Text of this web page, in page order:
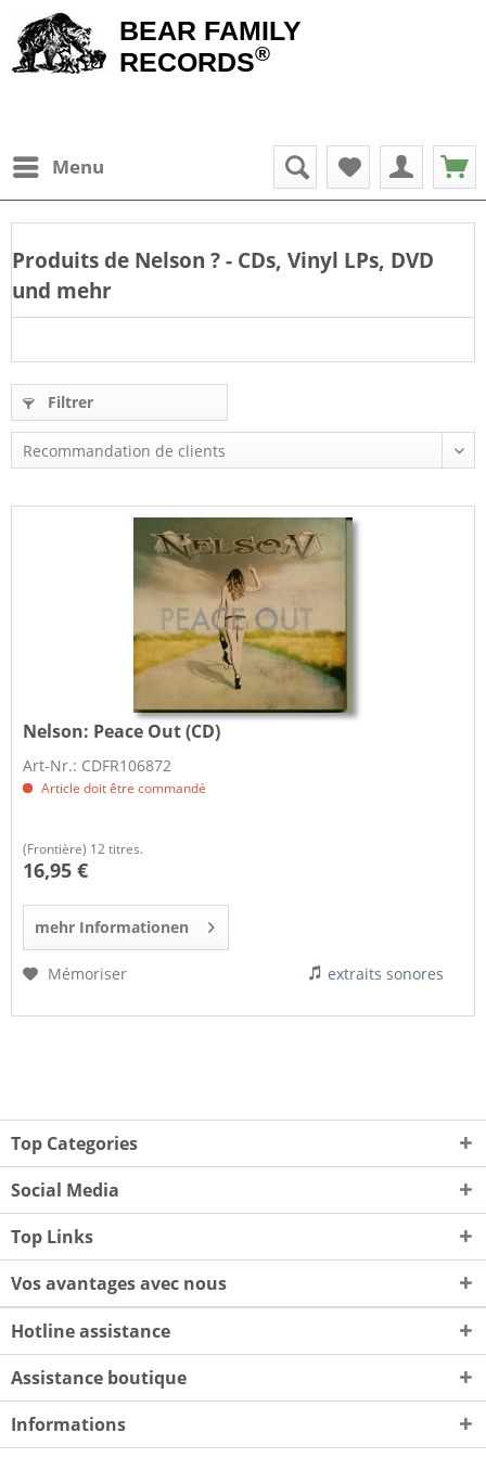
BEAR FAMILY
RECORDS®
Menu
Produits de Nelson ? - CDs, Vinyl LPs, DVD
und mehr
Filtrer
Nelson: Peace Out (CD)
Art-Nr.: CDFR106872
Article doit être commandé
(Frontière) 12 titres.
16,95 €
mehr Informationen
Mémoriser extraits sonores
Top Categories
Social Media
Top Links
Vos avantages avec nous
Hotline assistance
Assistance boutique
Informations